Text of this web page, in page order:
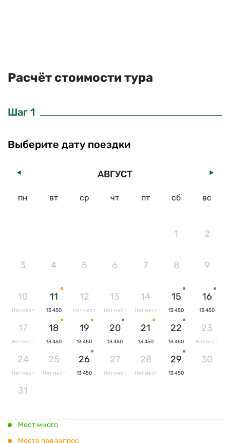
Расчёт стоимости тура
Шаг 1
Выберите дату поездки
АВГУСТ
пн вт ср чт пт сб вс
1 2
3 4 5 6 7 8 9
10
Нет мест
11
13 450
12
Нет мест
13
Нет мест
14
Нет мест
15
13 450
16
13 450
17
Нет мест
18
13 450
19
13 450
20
13 450
21
13 450
22
13 450
23
Нет мест
24
Нет мест
25
Нет мест
26
13 450
27
Нет мест
28
Нет мест
29
13 450
30
31
Мест много
Места под запрос